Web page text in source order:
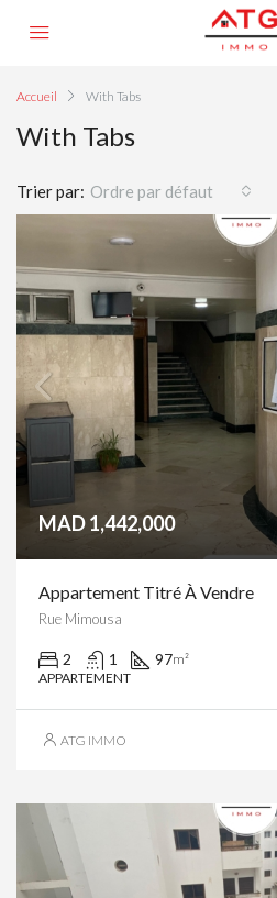
Accueil With Tabs
With Tabs
Trier par: Ordre par défaut
MAD 1,442,000
Appartement Titré À Vendre
Rue Mimousa
2 1 97m²
APPARTEMENT
ATG IMMO